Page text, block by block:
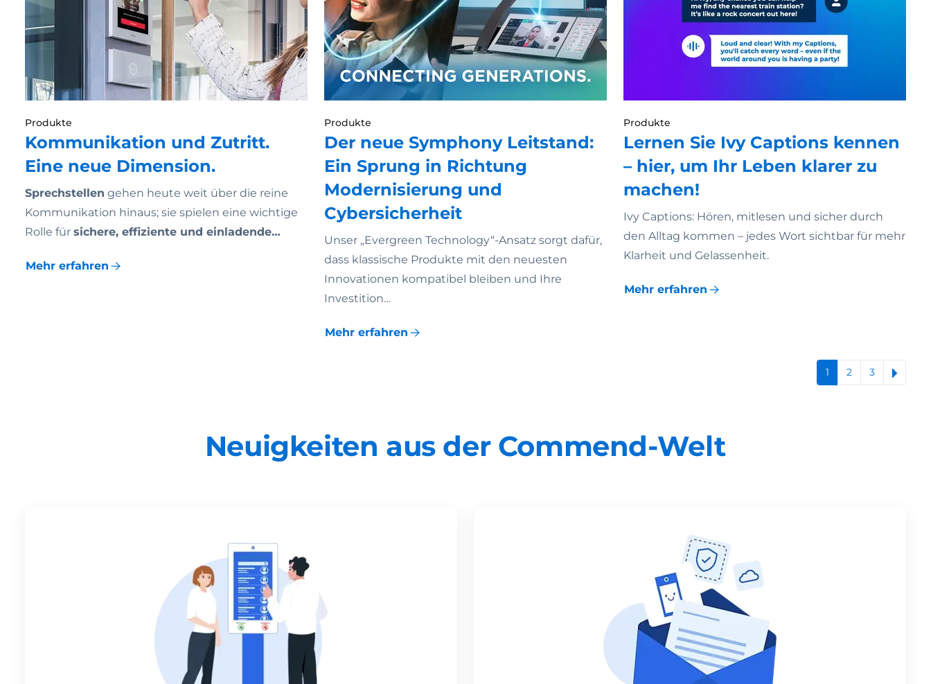
Produkte
Kommunikation und Zutritt.
Eine neue Dimension.
Sprechstellen gehen heute weit über die reine
Kommunikation hinaus; sie spielen eine wichtige
Rolle für sichere, effiziente und einladende…
Mehr erfahren
Produkte
Der neue Symphony Leitstand:
Ein Sprung in Richtung
Modernisierung und
Cybersicherheit
Unser „Evergreen Technology“-Ansatz sorgt dafür,
dass klassische Produkte mit den neuesten
Innovationen kompatibel bleiben und Ihre
Investition…
Mehr erfahren
Produkte
Lernen Sie Ivy Captions kennen
– hier, um Ihr Leben klarer zu
machen!
Ivy Captions: Hören, mitlesen und sicher durch
den Alltag kommen – jedes Wort sichtbar für mehr
Klarheit und Gelassenheit.
Mehr erfahren
1 2 3
Neuigkeiten aus der Commend-Welt